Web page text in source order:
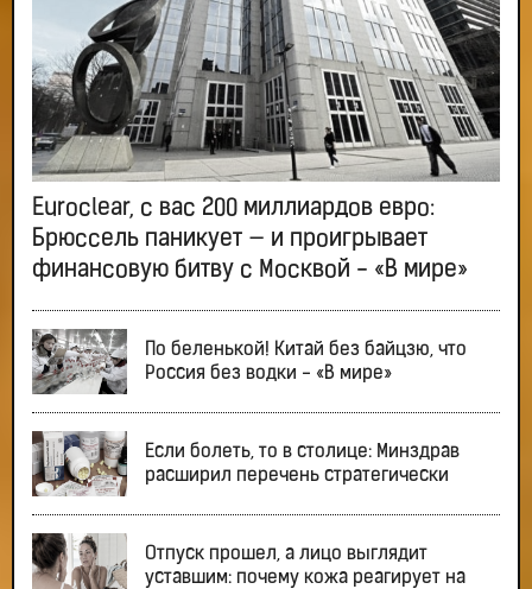
Euroclear, с вас 200 миллиардов евро:
Брюссель паникует — и проигрывает
финансовую битву с Москвой - «В мире»
По беленькой! Китай без байцзю, что
Россия без водки - «В мире»
Если болеть, то в столице: Минздрав
расширил перечень стратегически
Отпуск прошел, а лицо выглядит
уставшим: почему кожа реагирует на